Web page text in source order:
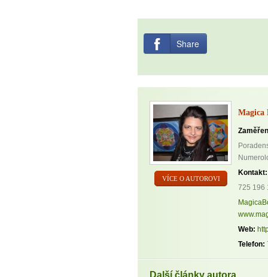
Share
VÍCE O AUTOROVI
Magica
Kontakt:
725 196
Web:
Telefon:
Další články autora